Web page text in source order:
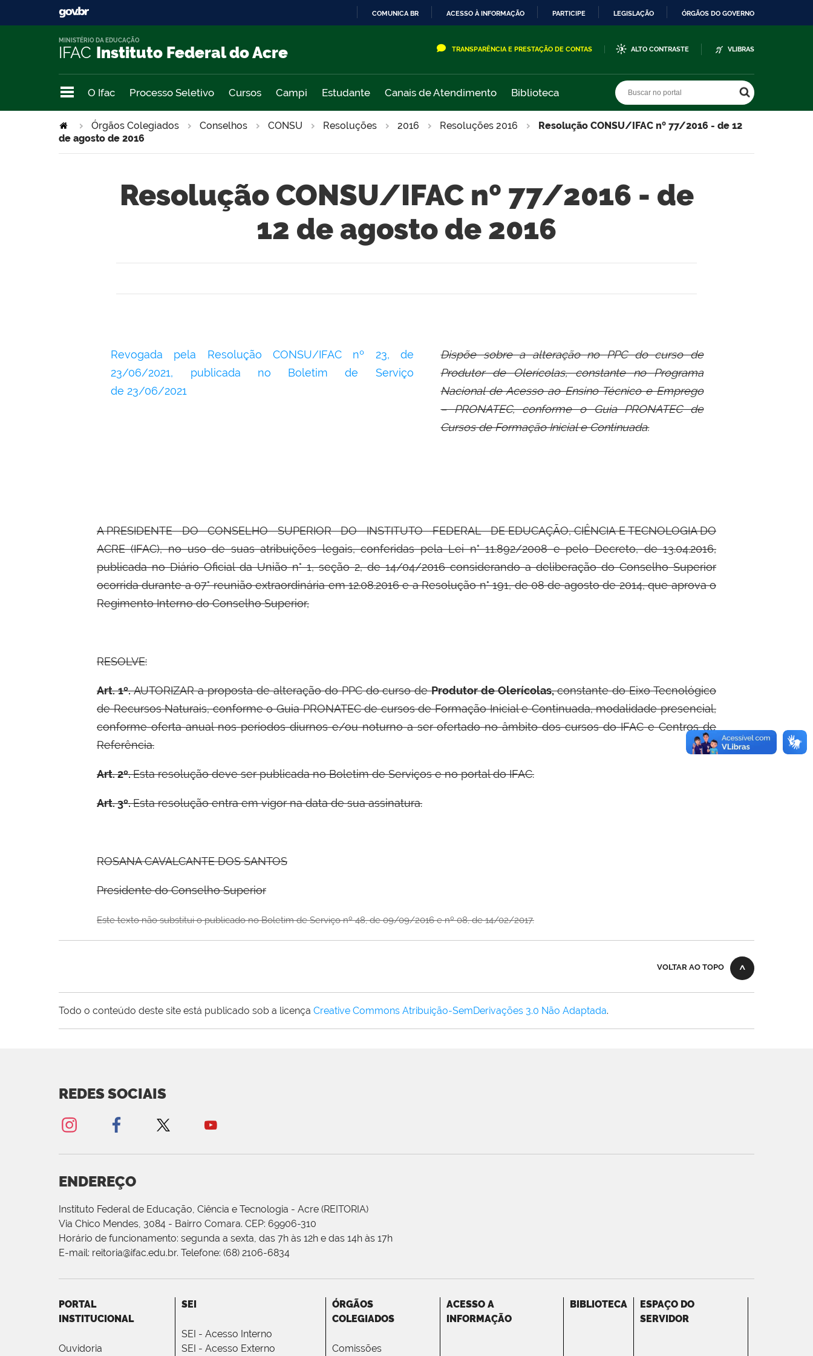
COMUNICA BR ACESSO À INFORMAÇÃO PARTICIPE LEGISLAÇÃO ÓRGÃOS DO GOVERNO
IFAC Instituto Federal do Acre
MINISTÉRIO DA EDUCAÇÃO
TRANSPARÊNCIA E PRESTAÇÃO DE CONTAS ALTO CONTRASTE VLIBRAS
O Ifac Processo Seletivo Cursos Campi Estudante Canais de Atendimento Biblioteca
Órgãos Colegiados Conselhos CONSU Resoluções 2016 Resoluções 2016
Resolução CONSU/IFAC nº 77/2016 - de 12
de agosto de 2016
Resolução CONSU/IFAC nº 77/2016 - de
12 de agosto de 2016
Revogada pela Resolução CONSU/IFAC nº 23,
de
23/06/2021, publicada no Boletim de Serviço
de23/06/2021
Dispõe sobre a alteração no PPC do curso de
Produtor de Olerícolas, constante no Programa
Nacional de Acesso ao Ensino Técnico e Emprego
– PRONATEC, conforme o Guia PRONATEC de
Cursos de Formação Inicial e Continuada.
A PRESIDENTE DO CONSELHO SUPERIOR DO INSTITUTO FEDERAL DEEDUCAÇÃO, CIÊNCIA E TECNOLOGIA DO
ACRE (IFAC), no uso de suas atribuições legais, conferidas pela Lei n° 11.892/2008 e pelo Decreto, de 13.04.2016,
publicada no Diário Oficial da União n° 1, seção 2, de 14/04/2016 considerando a deliberação do Conselho Superior
ocorrida durante a 07° reunião extraordinária em 12.08.2016 e a Resolução n° 191, de 08 de agosto de 2014, que aprova o
Regimento Interno do Conselho Superior,
RESOLVE:
Art. 1º.AUTORIZAR a proposta de alteração do PPC do curso deProdutor de Olerícolas,constante do Eixo Tecnológico
de Recursos Naturais, conforme o Guia PRONATEC de cursos de Formação Inicial e Continuada, modalidade presencial,
conforme oferta anual nos períodos diurnos e/ou noturno a ser ofertado no âmbito dos cursos do IFAC e Centros de
Referência.
Art. 2º.Esta resolução deve ser publicada no Boletim de Serviços e no portal do IFAC.
Art. 3º.Esta resolução entra em vigor na data de sua assinatura.
ROSANA CAVALCANTE DOS SANTOS
Presidente do Conselho Superior
Este texto não substitui o publicado no Boletim de Serviço nº 48, de 09/09/2016 e nº 08, de 14/02/2017.
VOLTAR AO TOPO
Todo o conteúdo deste site está publicado sob a licença Creative Commons Atribuição-SemDerivações 3.0 Não Adaptada.
REDES SOCIAIS
ENDEREÇO
Instituto Federal de Educação, Ciência e Tecnologia - Acre (REITORIA)
Via Chico Mendes, 3084 - Bairro Comara. CEP: 69906-310
Horário de funcionamento: segunda a sexta, das 7h às 12h e das 14h às 17h
E-mail: reitoria@ifac.edu.br. Telefone: (68) 2106-6834
PORTAL
INSTITUCIONAL
Ouvidoria
SEI
SEI - Acesso Interno
SEI - Acesso Externo
ÓRGÃOS
COLEGIADOS
Comissões
ACESSO A
INFORMAÇÃO
BIBLIOTECA
ESPAÇO DO
SERVIDOR